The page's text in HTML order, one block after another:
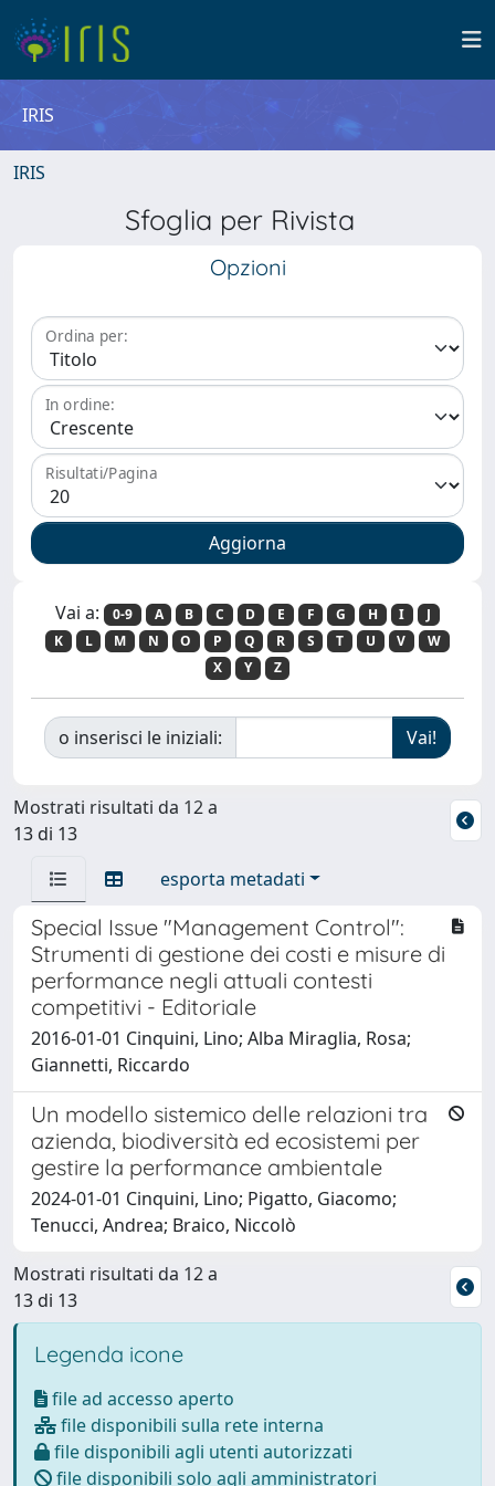
IRIS
IRIS
Sfoglia per Rivista
Opzioni
Ordina per:
In ordine:
Risultati/Pagina
Vai a: 0-9 A B C D E F G H I
J
K
L M N O P Q R S T U V
W
X
Y Z
o inserisci le iniziali:
Mostrati risultati da 12 a
13 di 13
esporta metadati
Special Issue "Management Control":
Strumenti di gestione dei costi e misure di
performance negli attuali contesti
competitivi - Editoriale
2016-01-01 Cinquini, Lino; Alba Miraglia, Rosa;
Giannetti, Riccardo
Un modello sistemico delle relazioni tra
azienda, biodiversità ed ecosistemi per
gestire la performance ambientale
2024-01-01 Cinquini, Lino; Pigatto, Giacomo;
Tenucci, Andrea; Braico, Niccolò
Mostrati risultati da 12 a
13 di 13
Legenda icone
file ad accesso aperto
file disponibili sulla rete interna
file disponibili agli utenti autorizzati
file disponibili solo agli amministratori